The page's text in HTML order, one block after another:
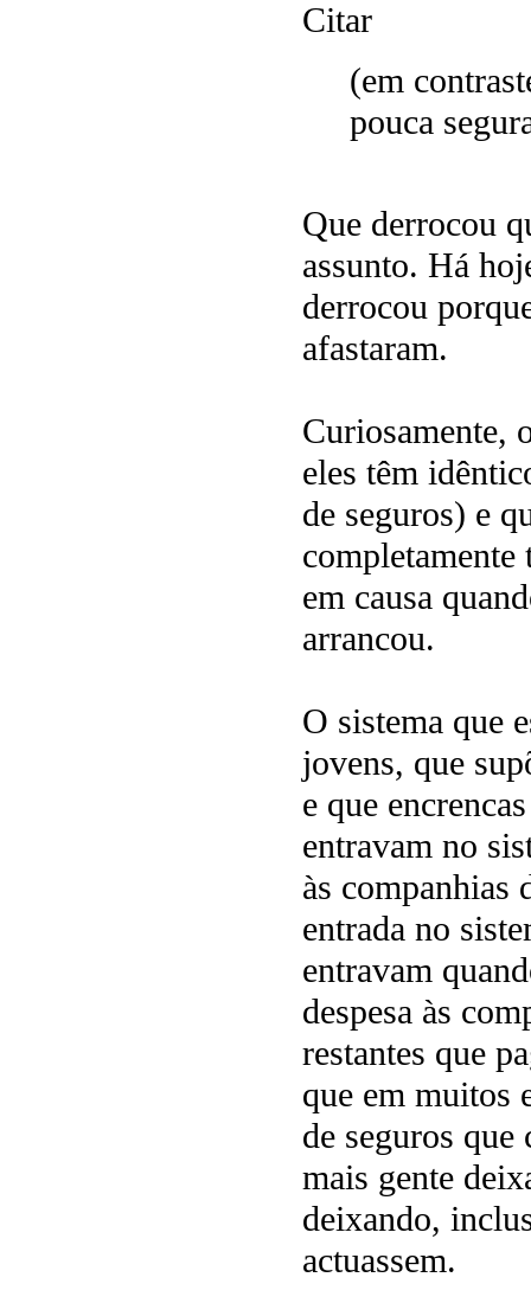
Citar
(em
pouca
Que derrocou
assunto. Há
derrocou
afastaram.
Curiosamente,
eles têm
de seguros) e
completamente
em causa
arrancou.
O sistema que
jovens, que
e que
entravam no
às companhias
entrada no
entravam
despesa às
restantes que
que em muitos
de seguros
mais gente
deixando,
actuassem.